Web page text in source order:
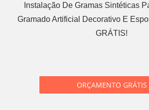
Instalação De Gramas Sintéticas
Gramado Artificial Decorativo E
GRÁTIS!
ORÇAMENTO GRÁTIS